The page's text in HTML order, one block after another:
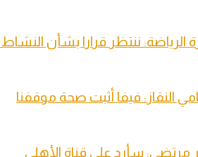
الرياضة: ننتظر قرارا بشأن النشاط
النقاز: فيفا أثبت صحة موقفنا
مرتضى: سأرد على قناة الأهلي